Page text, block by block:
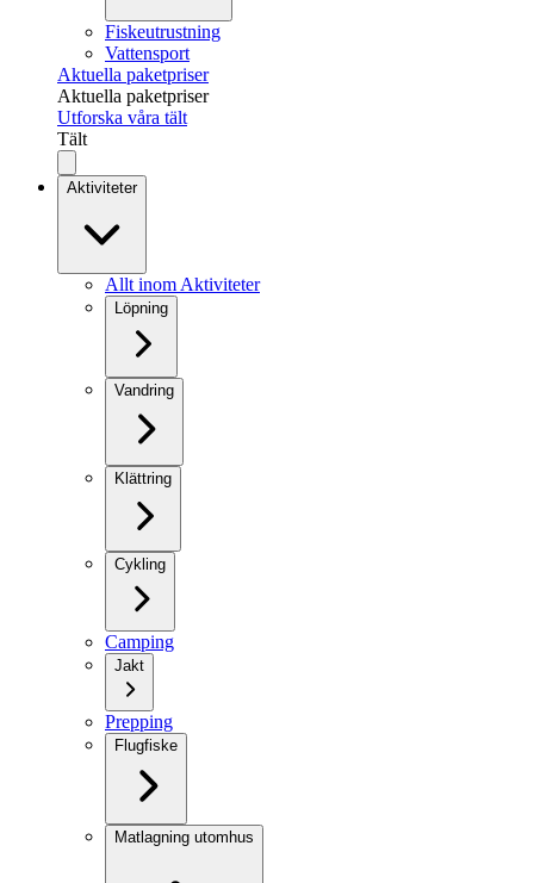
Fiskeutrustning
Vattensport
Aktuella paketpriser
Aktuella paketpriser
Utforska våra tält
Tält
Aktiviteter
Allt inom Aktiviteter
Löpning
Vandring
Klättring
Cykling
Camping
Jakt
Prepping
Flugfiske
Matlagning utomhus